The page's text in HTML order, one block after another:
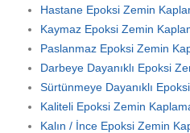
Hastane Epoksi Zemin
Kaymaz Epoksi Zemin
Paslanmaz Epoksi Zemin
Darbeye Dayanıklı Epoksi
Sürtünmeye Dayanıklı
Kaliteli Epoksi Zemin
Kalın / İnce Epoksi Zemin